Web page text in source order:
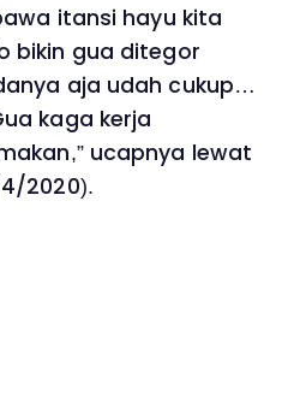
itansi hayu kita
bikin gua ditegor
aja udah cukup…
kaga kerja
ucapnya lewat
2020).